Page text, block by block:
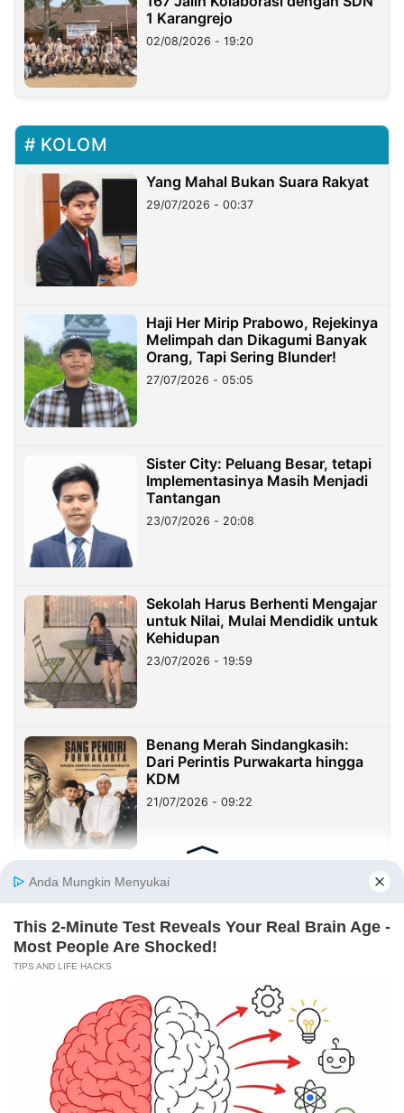
1 Karangrejo
02/08/2026 - 19:20
KOLOM
Yang Mahal Bukan Suara Rakyat
29/07/2026 - 00:37
Haji Her Mirip Prabowo, Rejekinya
Melimpah dan Dikagumi Banyak
Orang, Tapi Sering Blunder!
27/07/2026 - 05:05
Sister City: Peluang Besar, tetapi
Implementasinya Masih Menjadi
Tantangan
23/07/2026 - 20:08
Sekolah Harus Berhenti Mengajar
untuk Nilai, Mulai Mendidik untuk
Kehidupan
23/07/2026 - 19:59
Benang Merah Sindangkasih:
Dari Perintis Purwakarta hingga
KDM
21/07/2026 - 09:22
REDAKSI
KIRIM KARYA TENTANG KAMI
KIRIM BERITA MEDIA PARTNER
KABARBARU NETWORK